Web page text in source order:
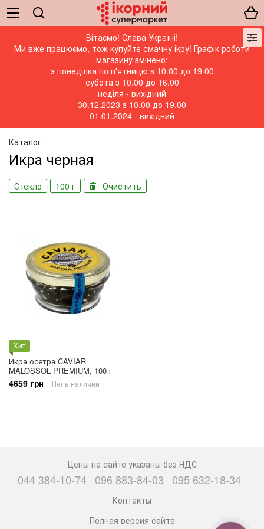
Вітаємо! Слава Україні!
Ми вже працюємо, тож купуйте смачну ікру! Графік роботи
магазину змінено:
з понеділка по п'ятницю з 10.00 до 19.00
субота з 10.00 до 16.00
неділя - вихідний
30.12.2023 з 10.00 до 19.00
01.01.2024 - вихідний
Каталог
Икра черная
Стекло 100 г Очистить
Хит
Икра осетра CAVIAR
MALOSSOL PREMIUM, 100 г
4659 грн Нет в наличии
Цены на сайте указаны без НДС
044 384-10-74 096 883-84-03 095 632-18-34
Контакты
Полная версия сайта